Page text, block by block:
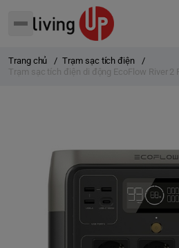
Trang chủ / Trạm sạc tích điện
/
Trạm sạc tích điện di động EcoFlow River 2